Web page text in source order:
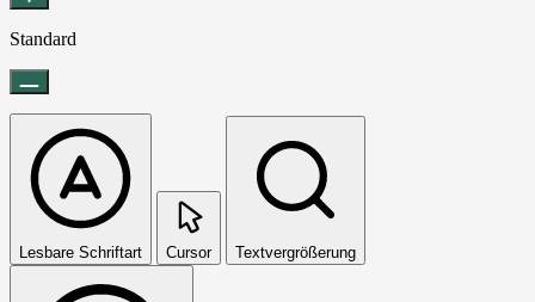
Standard
Lesbare Schriftart Cursor Textvergrößerung